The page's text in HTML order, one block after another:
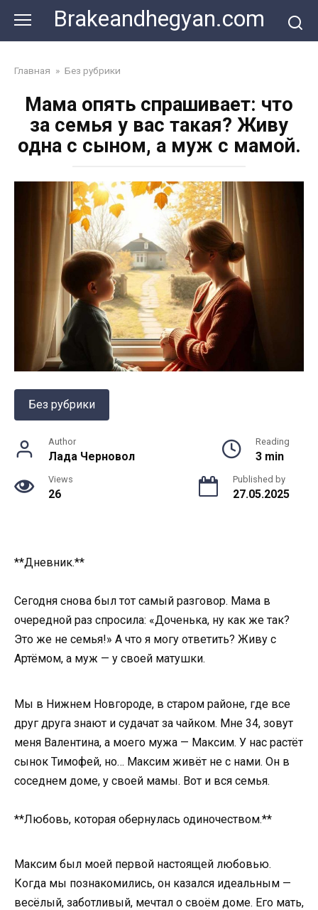
content
Brakeandhegyan.com
Главная » Без рубрики
Мама опять спрашивает: что
за семья у вас такая? Живу
одна с сыном, а муж с мамой.
Без рубрики
Author
Лада Черновол
Reading
3 min
Views
26
Published by
27.05.2025
**Дневник.**
Сегодня снова был тот самый разговор. Мама в
очередной раз спросила: «Доченька, ну как же так?
Это же не семья!» А что я могу ответить? Живу с
Артёмом, а муж — у своей матушки.
Мы в Нижнем Новгороде, в старом районе, где все
друг друга знают и судачат за чайком. Мне 34, зовут
меня Валентина, а моего мужа — Максим. У нас растёт
сынок Тимофей, но… Максим живёт не с нами. Он в
соседнем доме, у своей мамы. Вот и вся семья.
**Любовь, которая обернулась одиночеством.**
Максим был моей первой настоящей любовью.
Когда мы познакомились, он казался идеальным —
весёлый, заботливый, мечтал о своём доме. Его мать,